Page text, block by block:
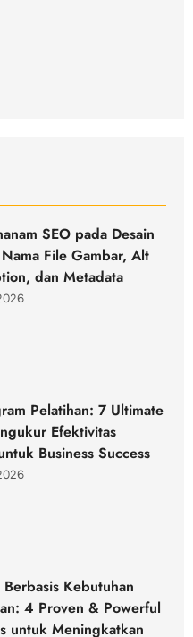
SEO pada Desain
File Gambar, Alt
dan Metadata
Pelatihan: 7 Ultimate
Efektivitas
Business Success
Berbasis Kebutuhan
4 Proven & Powerful
untuk Meningkatkan